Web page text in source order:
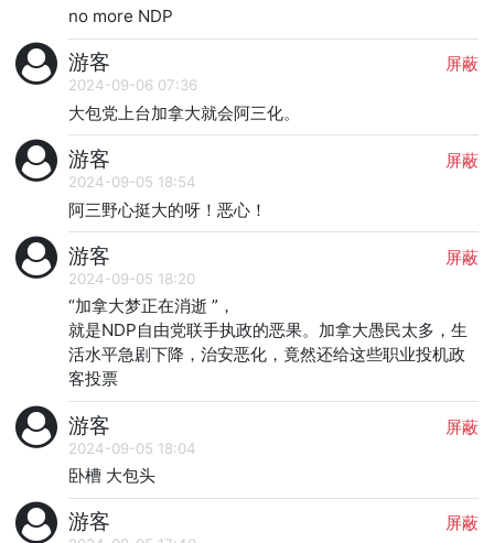
no more NDP
游客 屏蔽
2024-09-06 07:36
大包党上台加拿大就会阿三化。
游客 屏蔽
2024-09-05 18:54
阿三野心挺大的呀！恶心！
游客 屏蔽
2024-09-05 18:20
“加拿大梦正在消逝 ”，
就是NDP自由党联手执政的恶果。加拿大愚民太多，生
活水平急剧下降，治安恶化，竟然还给这些职业投机政
客投票
游客 屏蔽
2024-09-05 18:04
卧槽 大包头
游客 屏蔽